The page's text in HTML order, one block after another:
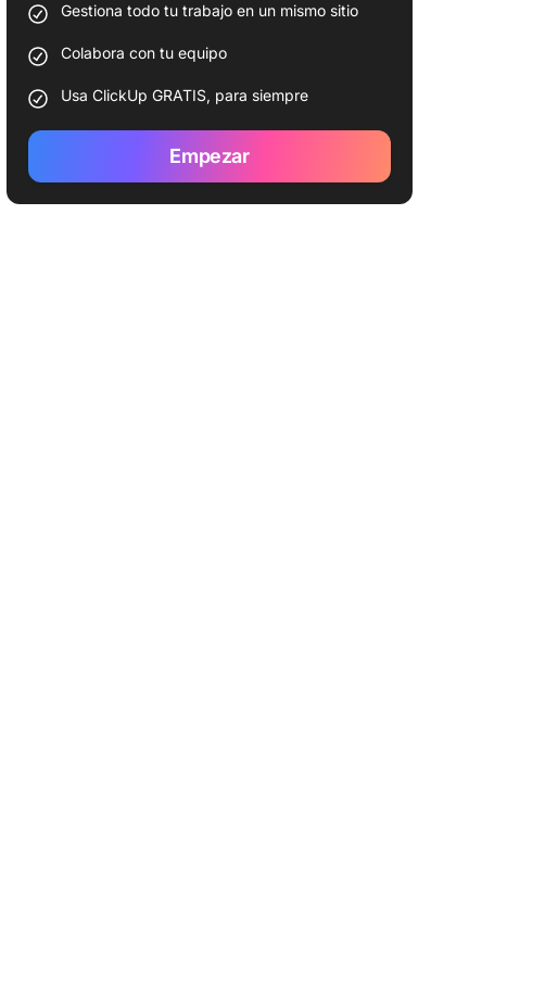
Gestiona todo tu trabajo en un mismo sitio
Colabora con tu equipo
Usa ClickUp GRATIS, para siempre
Empezar